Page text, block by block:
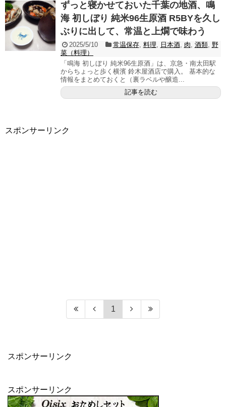
ずっと寝かせておいた千葉の地酒、鳴
海 初しぼり 純米96生原酒 R5BYを久し
ぶりに出して、常温と上燗で味わう
2025/5/10 常温保存, 料理, 日本酒, 肉, 酒類, 野
菜（料理）
「鳴海 初しぼり 純米96生原酒」は、京急・南太田駅
からちょっと歩く横濱 鈴木屋酒店で購入。 基本的な
情報をまとめておくと（裏ラベルや醸造...
記事を読む
スポンサーリンク
1
スポンサーリンク
スポンサーリンク